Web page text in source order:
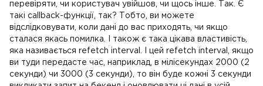
перевіряти, чи користувач увійшов, чи щось інше. Так. Є
такі callback-функції, так? Тобто, ви можете
відслідковувати, коли дані до вас приходять, чи якщо
сталася якась помилка. І також є така цікава властивість,
яка називається refetch interval. І цей refetch interval, якщо
ви туди передасте час, наприклад, в мілісекундах 2000 (2
секунди) чи 3000 (3 секунди), то він буде кожні 3 секунди